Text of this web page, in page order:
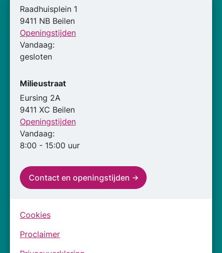
Raadhuisplein 1
9411 NB Beilen
Openingstijden
Vandaag:
gesloten
Milieustraat
Eursing 2A
9411 XC Beilen
Openingstijden
Vandaag:
8:00 - 15:00 uur
Contact en openingstijden
Cookies
Proclaimer